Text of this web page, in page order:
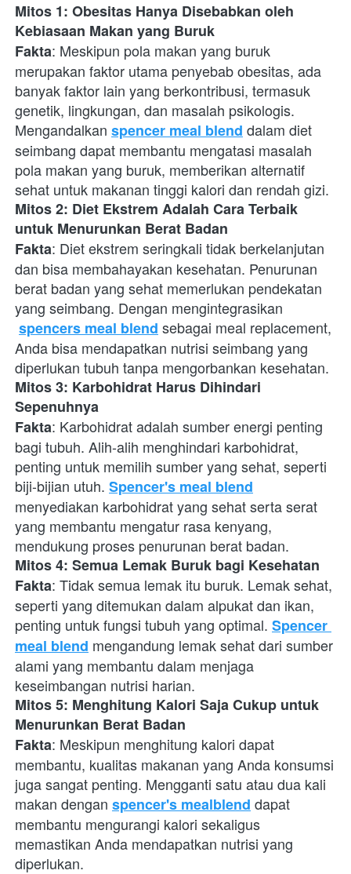
Mitos 1: Obesitas Hanya Disebabkan oleh
Kebiasaan Makan yang Buruk
Fakta: Meskipun pola makan yang buruk
merupakan faktor utama penyebab obesitas, ada
banyak faktor lain yang berkontribusi, termasuk
genetik, lingkungan, dan masalah psikologis.
Mengandalkan spencer meal blend dalam diet
seimbang dapat membantu mengatasi masalah
pola makan yang buruk, memberikan alternatif
sehat untuk makanan tinggi kalori dan rendah gizi.
Mitos 2: Diet Ekstrem Adalah Cara Terbaik
untuk Menurunkan Berat Badan
Fakta: Diet ekstrem seringkali tidak berkelanjutan
dan bisa membahayakan kesehatan. Penurunan
berat badan yang sehat memerlukan pendekatan
yang seimbang. Dengan mengintegrasikan
spencers meal blend sebagai meal replacement,
Anda bisa mendapatkan nutrisi seimbang yang
diperlukan tubuh tanpa mengorbankan kesehatan.
Mitos 3: Karbohidrat Harus Dihindari
Sepenuhnya
Fakta: Karbohidrat adalah sumber energi penting
bagi tubuh. Alih-alih menghindari karbohidrat,
penting untuk memilih sumber yang sehat, seperti
biji-bijian utuh. Spencer's meal blend
menyediakan karbohidrat yang sehat serta serat
yang membantu mengatur rasa kenyang,
mendukung proses penurunan berat badan.
Mitos 4: Semua Lemak Buruk bagi Kesehatan
Fakta: Tidak semua lemak itu buruk. Lemak sehat,
seperti yang ditemukan dalam alpukat dan ikan,
penting untuk fungsi tubuh yang optimal. Spencer
meal blend mengandung lemak sehat dari sumber
alami yang membantu dalam menjaga
keseimbangan nutrisi harian.
Mitos 5: Menghitung Kalori Saja Cukup untuk
Menurunkan Berat Badan
Fakta: Meskipun menghitung kalori dapat
membantu, kualitas makanan yang Anda konsumsi
juga sangat penting. Mengganti satu atau dua kali
makan dengan spencer's mealblend dapat
membantu mengurangi kalori sekaligus
memastikan Anda mendapatkan nutrisi yang
diperlukan.